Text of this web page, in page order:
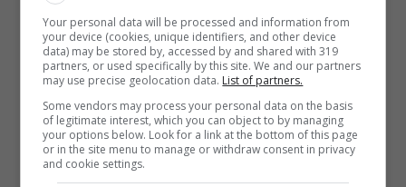
Nonostante si parli di una messa in onda
prevista suCanale 5per la primavera del
2014, quasi in concomitanza con
l’anniversario dei venti anni dalla
scomparsa, avvenuta il4 giugno 1994, le
riprese non sembrano così imminenti come
Your personal data will be processed and information from
your device (cookies, unique identifiers, and other device
data) may be stored by, accessed by and shared with 319
partners, or used specifically by this site. We and our partners
may use precise geolocation data. List of partners.
Some vendors may process your personal data on the basis
of legitimate interest, which you can object to by managing
your options below. Look for a link at the bottom of this page
or in the site menu to manage or withdraw consent in privacy
and cookie settings.